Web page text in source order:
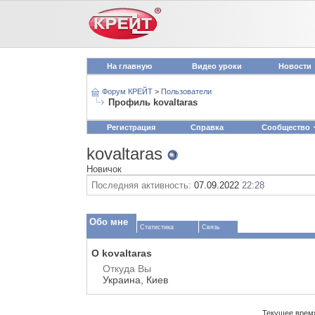
На главную Видео уроки Новости
Форум КРЕЙТ > Пользователи
Профиль kovaltaras
Регистрация Справка Сообщество
kovaltaras
Новичок
Последняя активность: 07.09.2022 22:28
Обо мне Статистика Связь
О kovaltaras
Откуда Вы
Украина, Киев
Текущее